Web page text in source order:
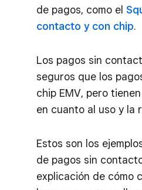
de pagos, como el
contacto y con chip.
Los pagos sin
seguros que los
chip EMV, pero
en cuanto al uso y la
Estos son los
de pagos sin
explicación de cómo